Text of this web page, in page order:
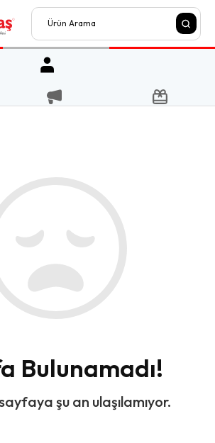
Bulunamadı!
şu an ulaşılamıyor.